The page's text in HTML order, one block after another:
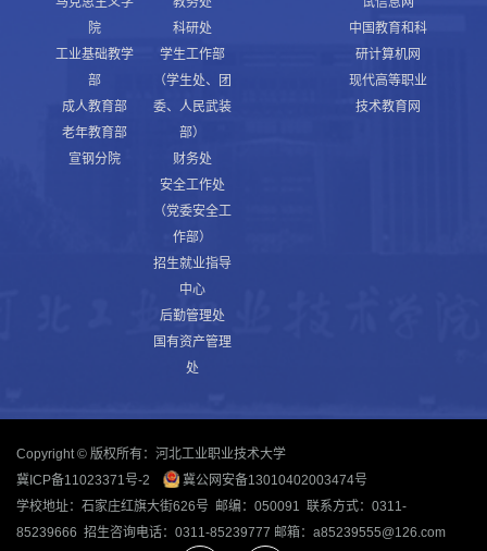
院
工业基础教学
部
成人教育部
老年教育部
宣钢分院
科研处
学生工作部
（学生处、团
委、人民武装
部）
财务处
安全工作处
（党委安全工
作部）
招生就业指导
中心
后勤管理处
国有资产管理
处
中国教育和科
研计算机网
现代高等职业
技术教育网
Copyright © 版权所有：河北工业职业技术大学
冀ICP备11023371号-2
冀公网安备13010402003474号
学校地址：石家庄红旗大街626号 邮编：050091 联系方式：0311-
85239666 招生咨询电话：0311-85239777 邮箱：a85239555@126.com